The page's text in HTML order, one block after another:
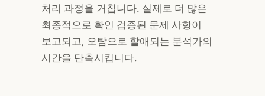
처리 과정을 거칩니다. 실제로 더 많은
최종적으로 확인 검증된 문제 사항이
보고되고, 오탐으로 할애되는 분석가의
시간을 단축시킵니다.